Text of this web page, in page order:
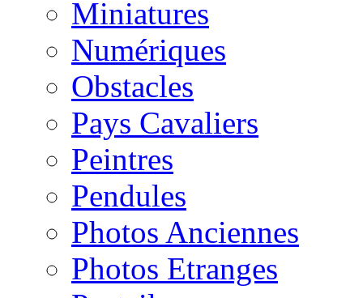
Miniatures
Numériques
Obstacles
Pays Cavaliers
Peintres
Pendules
Photos Anciennes
Photos Etranges